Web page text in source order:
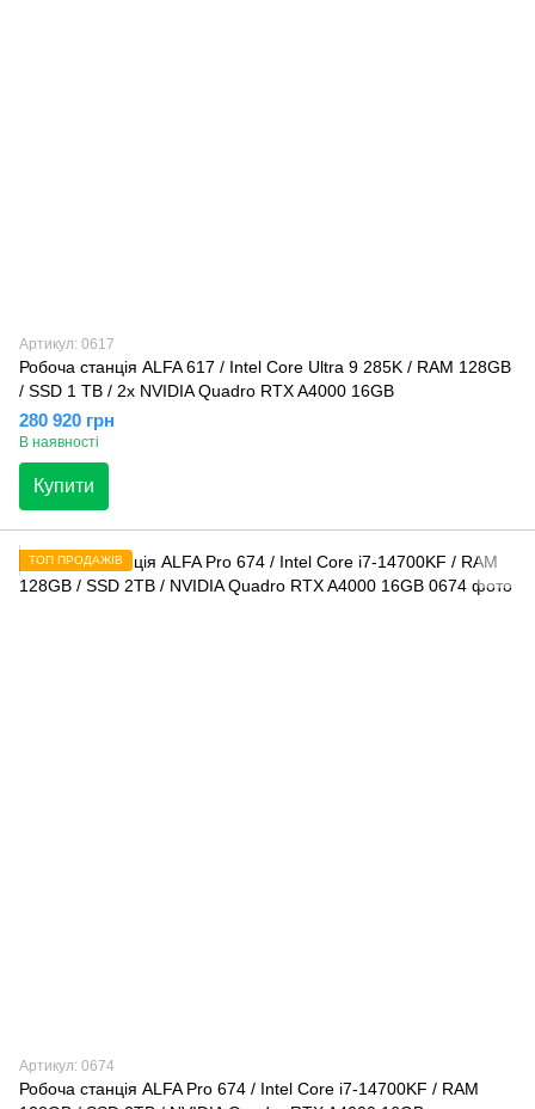
Артикул: 0617
Робоча станція ALFA 617 / Intel Core Ultra 9 285K / RAM 128GB
/ SSD 1 TB / 2x NVIDIA Quadro RTX A4000 16GB
280 920 грн
В наявності
Купити
ТОП ПРОДАЖІВ
Артикул: 0674
Робоча станція ALFA Pro 674 / Intel Core i7-14700KF / RAM